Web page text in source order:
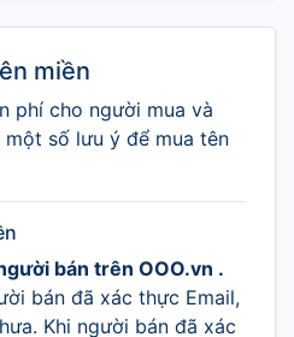
miền
phí cho người mua và
một số lưu ý để mua tên
bán trên OOO.vn .
bán đã xác thực Email,
Khi người bán đã xác